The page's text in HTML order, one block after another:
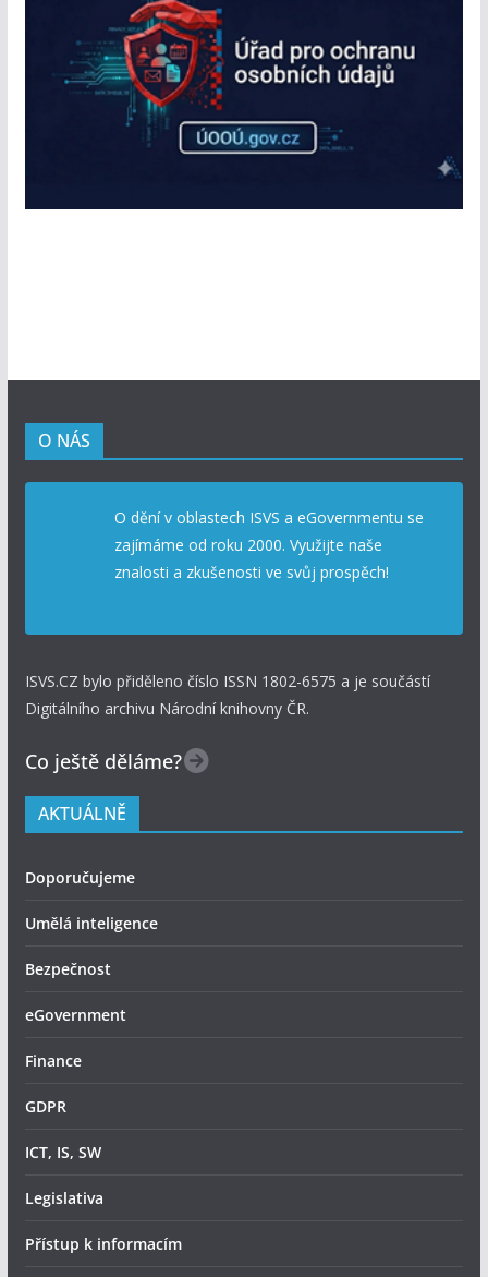
O NÁS
O dění v oblastech ISVS a eGovernmentu se
zajímáme od roku 2000. Využijte naše
znalosti a zkušenosti ve svůj prospěch!
ISVS.CZ bylo přiděleno číslo ISSN 1802-6575 a je součástí
Digitálního archivu Národní knihovny ČR.
Co ještě děláme?
AKTUÁLNĚ
Doporučujeme
Umělá inteligence
Bezpečnost
eGovernment
Finance
GDPR
ICT, IS, SW
Legislativa
Přístup k informacím